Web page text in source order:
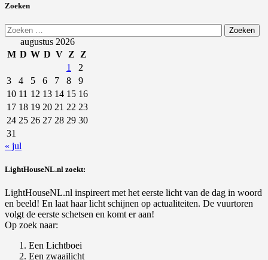
Zoeken
Zoeken
naar:augustus 2026
M D W D V Z
Z
1
2
3
4 5 6 7 8
9
10 11 12 13 14 15 16
17 18 19 20 21 22 23
24 25 26 27 28 29 30
31
« jul
LightHouseNL.nl zoekt:
LightHouseNL.nl inspireert met het eerste licht van de dag in woord
en beeld! En laat haar licht schijnen op actualiteiten. De vuurtoren
volgt de eerste schetsen en komt er aan!
Op zoek naar:
Een Lichtboei
Een zwaailicht